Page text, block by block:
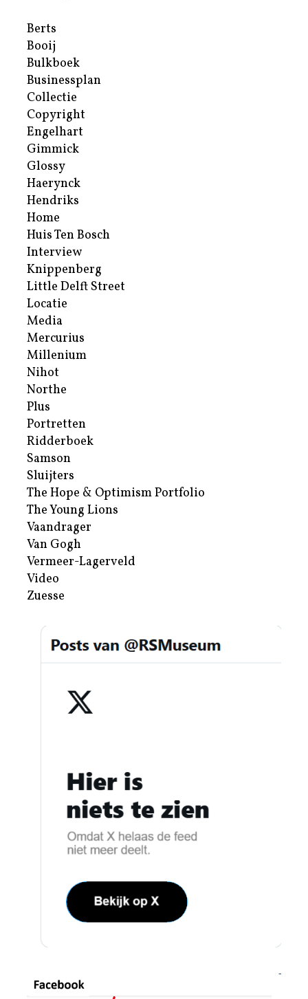
Berts
Booij
Bulkboek
Businessplan
Collectie
Copyright
Engelhart
Gimmick
Glossy
Haerynck
Hendriks
Home
Huis Ten Bosch
Interview
Knippenberg
Little Delft Street
Locatie
Media
Mercurius
Millenium
Nihot
Northe
Plus
Portretten
Ridderboek
Samson
Sluijters
The Hope & Optimism Portfolio
The Young Lions
Vaandrager
Van Gogh
Vermeer-Lagerveld
Video
Zuesse